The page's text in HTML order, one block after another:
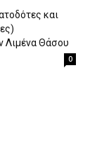
και
Λιμένα Θάσου
0